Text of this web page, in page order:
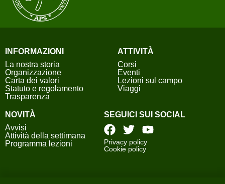
INFORMAZIONI
La nostra storia
Organizzazione
Carta dei valori
Statuto e regolamento
Trasparenza
ATTIVITÀ
Corsi
Eventi
Lezioni sul campo
Viaggi
NOVITÀ
Avvisi
Attività della settimana
Programma lezioni
SEGUICI SUI SOCIAL
Privacy policy
Cookie policy